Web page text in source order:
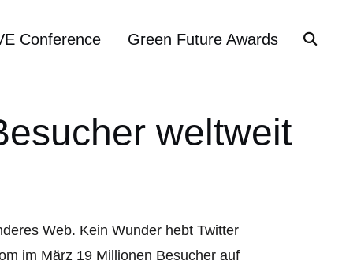
Conference Green Future Awards
weltweit
Web. Kein Wunder hebt Twitter
im März 19 Millionen Besucher auf